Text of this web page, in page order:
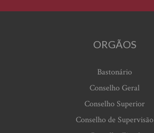
ORGÃOS
Bastonário
Conselho Geral
Conselho Superior
Conselho de Supervisão